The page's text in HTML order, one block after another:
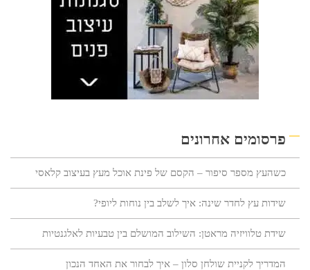
פרסומים אחרונים
כשהעץ מספר סיפור – הקסם של פינת אוכל מעץ בעיצוב קלאסי
שידות עץ לחדר שינה: איך לשלב בין נוחות ליופי?
שידת טלוויזיה מראטן: השילוב המושלם בין טבעיות לאלגנטיות
המדריך לקניית שולחן סלון – איך לבחור את האחד הנכון